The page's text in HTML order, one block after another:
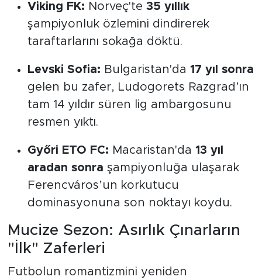
Viking FK: Norveç'te 35 yıllık
şampiyonluk özlemini dindirerek
taraftarlarını sokağa döktü.
Levski Sofia: Bulgaristan'da 17 yıl sonra
gelen bu zafer, Ludogorets Razgrad’ın
tam 14 yıldır süren lig ambargosunu
resmen yıktı.
Győri ETO FC: Macaristan'da 13 yıl
aradan sonra şampiyonluğa ulaşarak
Ferencváros’un korkutucu
dominasyonuna son noktayı koydu.
Mucize Sezon: Asırlık Çınarların
"İlk" Zaferleri
Futbolun romantizmini yeniden